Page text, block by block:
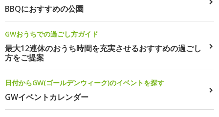
BBQにおすすめの公園
GWおうちでの過ごし方ガイド
最大12連休のおうち時間を充実させるおすすめの過ごし
方をご提案
日付からGW(ゴールデンウィーク)のイベントを探す
GWイベントカレンダー